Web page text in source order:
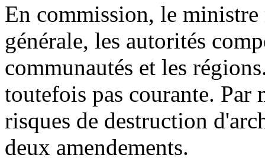
En commission, le
générale, les autorités
communautés et les
toutefois pas courante. Par
risques de destruction
deux amendements.